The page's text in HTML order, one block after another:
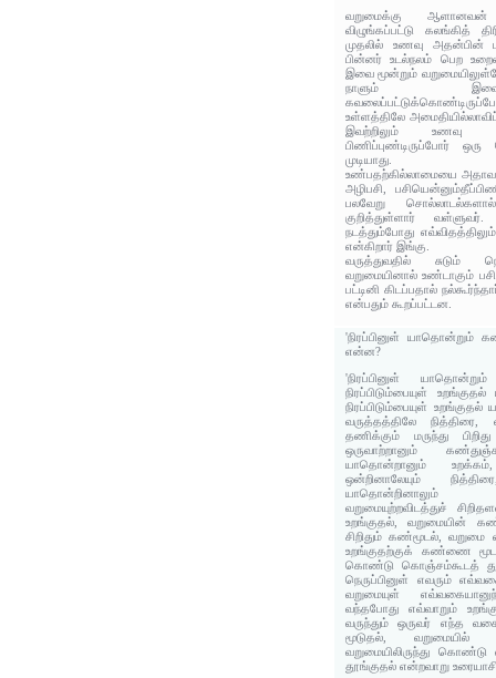
வறுமைக்கு
விழுங்கப்பட்டு கலங்கித்
முதலில் உணவு
பின்னர் உடல்நலம் பெற
இவை மூன்றும்
நாளும்
உள்ளத்திலே
இவற்றிலும் உணவு
பிணிப்புண்டிருப்போர்
முடியாது.
உண்பதற்கில்லாமையை
அழிபசி,
பலவேறு
குறித்துள்ளார் வள்ளுவர்.
நடத்தும்போது
என்கிறார் இங்கு.
வருத்துவதில் சுடும்
வறுமையினால் உண்டாகும்
பட்டினி கிடப்பதால்
என்பதும் கூறப்பட்டன.
'நிரப்பினுள் யாதொன்றும்
என்ன?
'நிரப்பினுள்
நிரப்பிடும்பையுள்
நிரப்பிடும்பையுள் உறங்குதல்
வருத்தத்திலே
தணிக்கும் மருந்து
ஒருவாற்றானும்
யாதொன்றானும்
ஒன்றினாலேயும்
யாதொன்றினாலும்
வறுமையுற்றவிடத்துச்
உறங்குதல், வறுமையின்
சிறிதும் கண்மூடல், வறுமை
உறங்குதற்குக் கண்ணை
கொண்டு கொஞ்சம்கூடத்
நெருப்பினுள் எவரும்
வறுமையுள்
வந்தபோது எவ்வாறும்
வருந்தும் ஒருவர் எந்த
மூடுதல், வறுமையில்
வறுமையிலிருந்து
தூங்குதல் என்றவாறு